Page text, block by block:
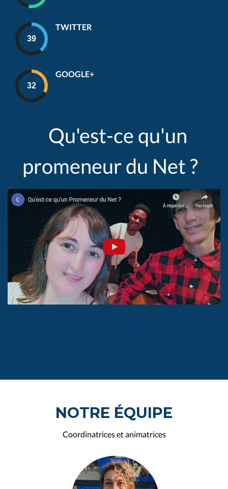
TWITTER
GOOGLE+
Qu'est-ce qu'un
promeneur du Net ?
NOTRE ÉQUIPE
Coordinatrices et animatrices